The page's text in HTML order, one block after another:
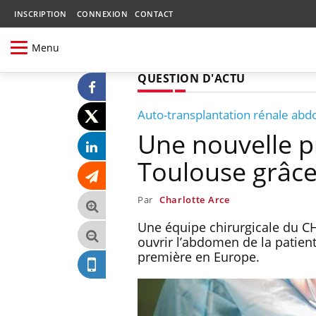
INSCRIPTION CONNEXION CONTACT
Menu
QUESTION D'ACTU
Auto-transplantation rénale
Une nouvelle
Toulouse
Par Charlotte Arce
Une équipe chirurgicale du
ouvrir l’abdomen de la
première en Europe.